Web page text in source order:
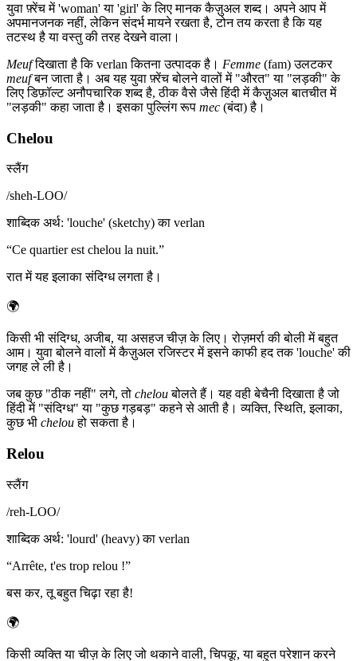
युवा फ़्रेंच में 'woman' या 'girl' के लिए मानक कैज़ुअल शब्द। अपने आप में
अपमानजनक नहीं, लेकिन संदर्भ मायने रखता है, टोन तय करता है कि यह
तटस्थ है या वस्तु की तरह देखने वाला।
Meufदिखाता है कि verlan कितना उत्पादक है। Femme (fam) उलटकर
meufबन जाता है। अब यह युवा फ़्रेंच बोलने वालों में "औरत" या "लड़की" के
लिए डिफ़ॉल्ट अनौपचारिक शब्द है, ठीक वैसे जैसे हिंदी में कैज़ुअल बातचीत में
"लड़की" कहा जाता है। इसका पुल्लिंग रूप mec (बंदा) है।
Chelou
स्लैंग
/sheh-LOO/
शाब्दिक अर्थ: 'louche' (sketchy) का verlan
“Ce quartier est chelou la nuit.”
रात में यह इलाका संदिग्ध लगता है।
🌍
किसी भी संदिग्ध, अजीब, या असहज चीज़ के लिए। रोज़मर्रा की बोली में बहुत
आम। युवा बोलने वालों में कैज़ुअल रजिस्टर में इसने काफी हद तक 'louche' की
जगह ले ली है।
जब कुछ "ठीक नहीं" लगे, तो chelouबोलते हैं। यह वही बेचैनी दिखाता है जो
हिंदी में "संदिग्ध" या "कुछ गड़बड़" कहने से आती है। व्यक्ति, स्थिति, इलाका,
कुछ भी chelouहो सकता है।
Relou
स्लैंग
/reh-LOO/
शाब्दिक अर्थ: 'lourd' (heavy) का verlan
“Arrête, t'es trop relou !”
बस कर, तू बहुत चिढ़ा रहा है!
🌍
किसी व्यक्ति या चीज़ के लिए जो थकाने वाली, चिपकू, या बहुत परेशान करने